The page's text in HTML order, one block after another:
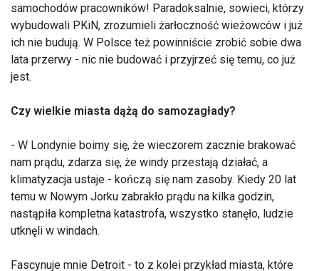
samochodów pracowników! Paradoksalnie, sowieci, którzy
wybudowali PKiN, zrozumieli żarłoczność wieżowców i już
ich nie budują. W Polsce też powinniście zrobić sobie dwa
lata przerwy - nic nie budować i przyjrzeć się temu, co już
jest.
Czy wielkie miasta dążą do samozagłady?
- W Londynie boimy się, że wieczorem zacznie brakować
nam prądu, zdarza się, że windy przestają działać, a
klimatyzacja ustaje - kończą się nam zasoby. Kiedy 20 lat
temu w Nowym Jorku zabrakło prądu na kilka godzin,
nastąpiła kompletna katastrofa, wszystko stanęło, ludzie
utknęli w windach.
Fascynuje mnie Detroit - to z kolei przykład miasta, które